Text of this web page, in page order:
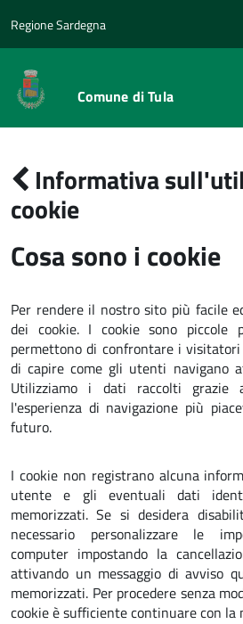
Regione Sardegna
Comune di Tula
Informativa
cookie
Cosa sono i cookie
Per rendere il nostro sito più facile
dei cookie. I cookie sono
permettono di confrontare i
di capire come gli utenti navigano
Utilizziamo i dati raccolti grazie
l'esperienza di navigazione più
futuro.
I cookie non registrano alcuna
utente e gli eventuali dati
memorizzati. Se si desidera
necessario personalizzare le
computer impostando la
attivando un messaggio di avviso
memorizzati. Per procedere senza
cookie è sufficiente continuare con la